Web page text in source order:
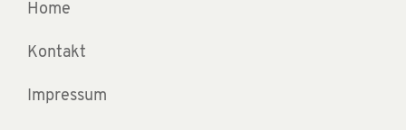
Home
Kontakt
Impressum